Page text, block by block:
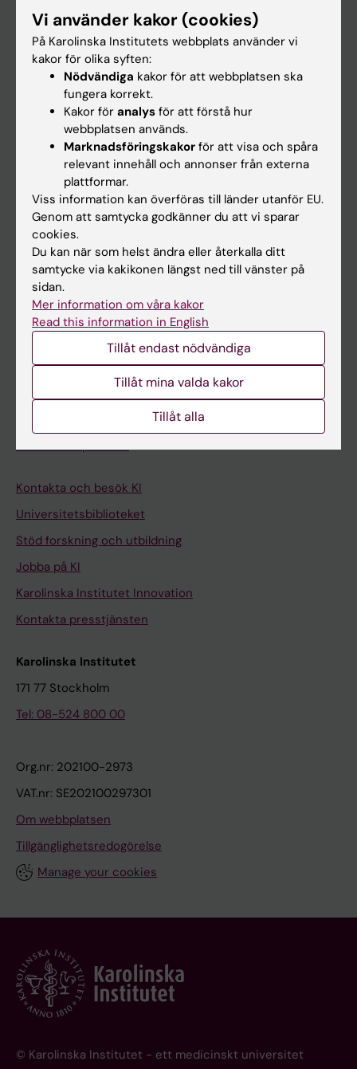
Forskarutbildning
Forskning
Om KI
På gång
Nyheter
Kalender
Student
Ladok
Canvas
Schema
Studentmejlen
Kurs- och programwebbar
Student på KI
Medarbetarportalen
Kontakta och besök KI
Universitetsbiblioteket
Stöd forskning och utbildning
Jobba på KI
Karolinska Institutet Innovation
Kontakta presstjänsten
Karolinska Institutet
171 77 Stockholm
Tel: 08-524 800 00
Org.nr: 202100-2973
VAT.nr: SE202100297301
Om webbplatsen
Tillgänglighetsredogörelse
Manage your cookies
© Karolinska Institutet - ett medicinskt universitet
Vi använder kakor (cookies)
På Karolinska Institutets webbplats använder vi
kakor för olika syften:
Nödvändiga kakor för att webbplatsen ska
fungera korrekt.
Kakor för analys för att förstå hur
webbplatsen används.
Marknadsföringskakor för att visa och spåra
relevant innehåll och annonser från externa
plattformar.
Viss information kan överföras till länder utanför EU.
Genom att samtycka godkänner du att vi sparar
cookies.
Du kan när som helst ändra eller återkalla ditt
samtycke via kakikonen längst ned till vänster på
sidan.
Mer information om våra kakor
Read this information in English
Tillåt endast nödvändiga
Tillåt mina valda kakor
Tillåt alla